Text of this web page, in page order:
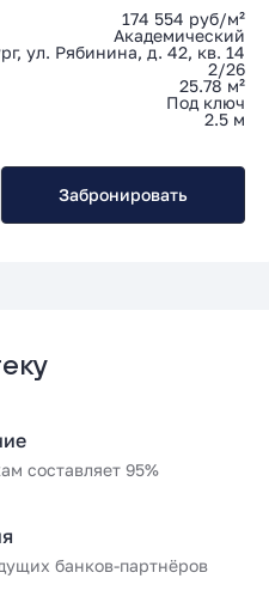
174 554 руб/м²
Академический
ул. Рябинина, д. 42, кв. 14
2/26
25.78 м²
Под ключ
2.5 м
Забронировать
составляет 95%
банков-партнёров